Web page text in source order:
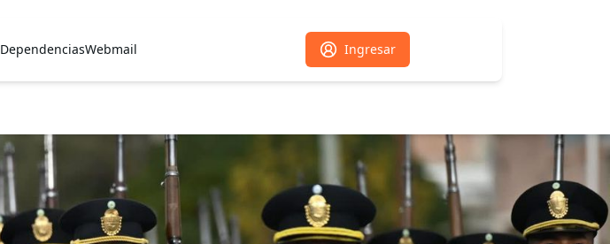
DependenciasWebmail Ingresar